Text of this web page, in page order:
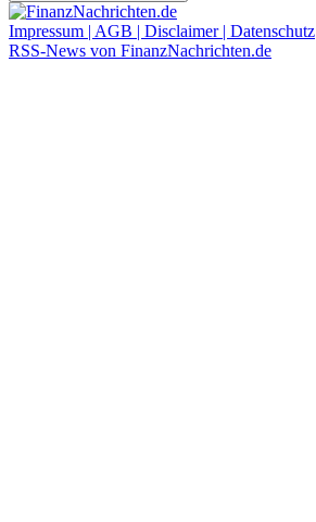
Impressum | AGB | Disclaimer | Datenschutz
RSS-News von FinanzNachrichten.de